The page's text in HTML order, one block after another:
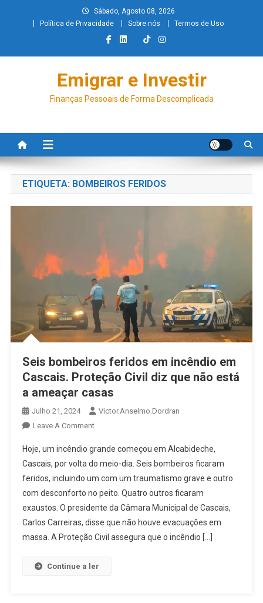
Sábado, Agosto 08, 2026
Política de Privacidade
Sobre nós Termos de Uso
Emigrar e Investir
Finanças Pessoais de Forma Descomplicada
ETIQUETA: BOMBEIROS FERIDOS
Seis bombeiros feridos em incêndio em
Cascais. Proteção Civil diz que não está
a ameaçar casas
Julho 21, 2024
Victor.anselmo.dordran
Leave A Comment
Hoje, um incêndio grande começou em Alcabideche,
Cascais, por volta do meio-dia. Seis bombeiros ficaram
feridos, incluindo um com um traumatismo grave e outro
com desconforto no peito. Quatro outros ficaram
exaustos. O presidente da Câmara Municipal de Cascais,
Carlos Carreiras, disse que não houve evacuações em
massa. A Proteção Civil assegura que o incêndio […]
Continue a ler